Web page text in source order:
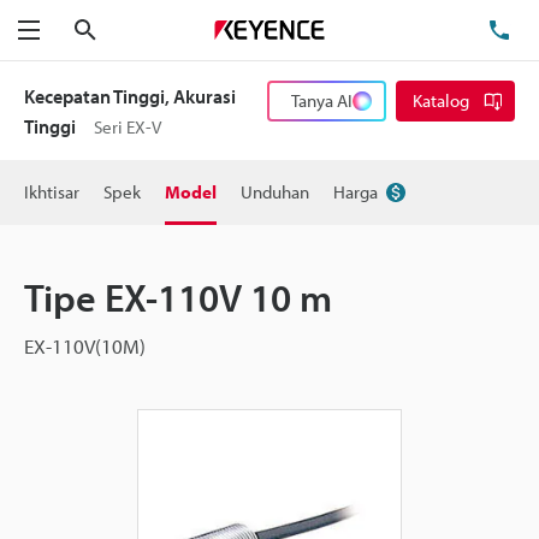
Menu
Kecepatan Tinggi, Akurasi
Tinggi
Seri EX-V
Tanya AI Katalog
Ikhtisar Spek Model Unduhan Harga
Tipe EX-110V 10 m
EX-110V(10M)